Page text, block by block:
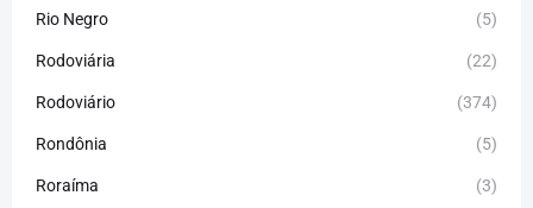
Rio Negro (5)
Rodoviária (22)
Rodoviário (374)
Rondônia (5)
Roraíma (3)